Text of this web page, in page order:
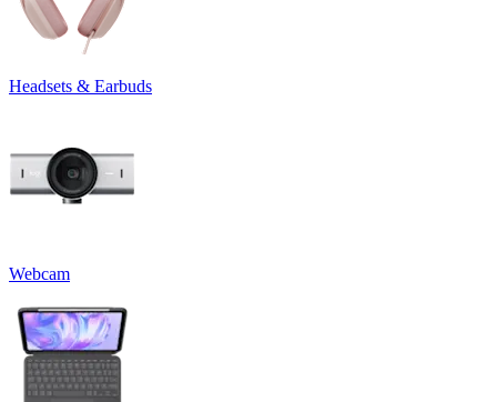
Headsets & Earbuds
Webcam